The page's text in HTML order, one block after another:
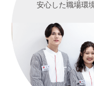
安心した職場環